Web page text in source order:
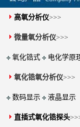
高氧分析仪>>>
微量氧分析仪>>>
氧化锆式 电化学原
氧化锆氧分析仪>>>
数码显示 液晶显示
直插式氧化锆探头